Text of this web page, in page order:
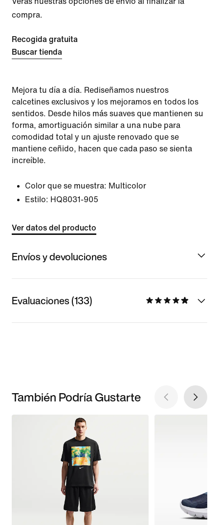
compra.
Recogida gratuita
Buscar tienda
Mejora tu día a día. Rediseñamos nuestros
calcetines exclusivos y los mejoramos en todos los
sentidos. Desde hilos más suaves que mantienen su
forma, amortiguación similar a una nube para
comodidad total y un ajuste renovado que se
mantiene ceñido, hacen que cada paso se sienta
increíble.
Color que se muestra: Multicolor
Estilo: HQ8031-905
Ver datos del producto
Envíos y devoluciones
Evaluaciones (133)
También Podría Gustarte